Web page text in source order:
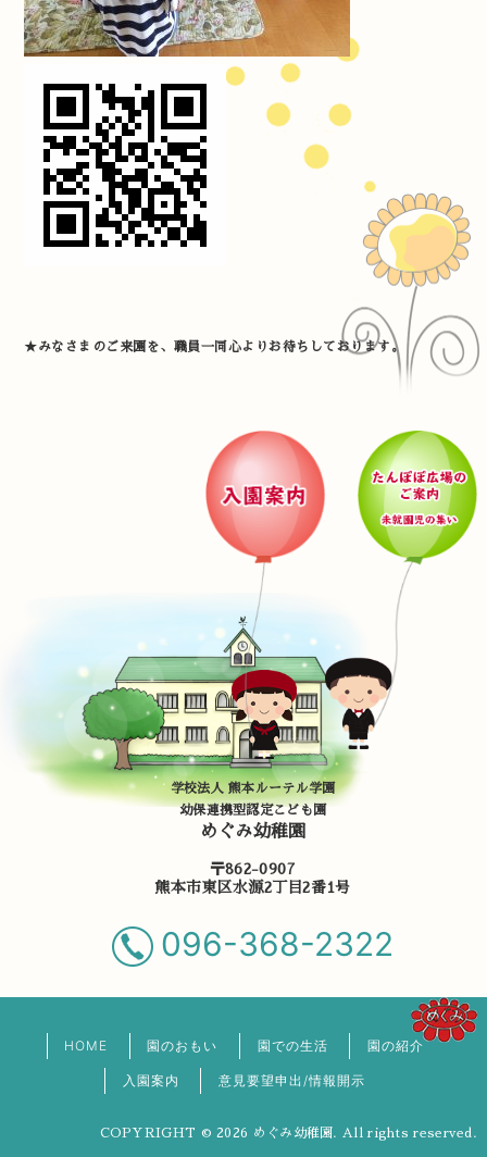
★みなさまのご来園を、職員一同心よりお待ちしております。
学校法人 熊本ルーテル学園
幼保連携型認定こども園
めぐみ幼稚園
〒862-0907
熊本市東区水源2丁目2番1号
096-368-2322
HOME 園のおもい 園での生活 園の紹介
入園案内 意見要望申出/情報開示
COPYRIGHT © 2026 めぐみ幼稚園. All rights reserved.